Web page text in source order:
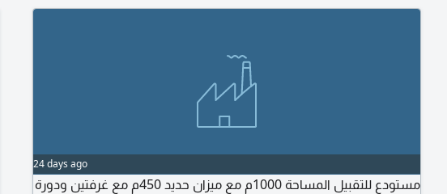
24 days ago
مستودع للتقبيل المساحة 1000م مع ميزان حديد 450م مع غرفتين ودورة